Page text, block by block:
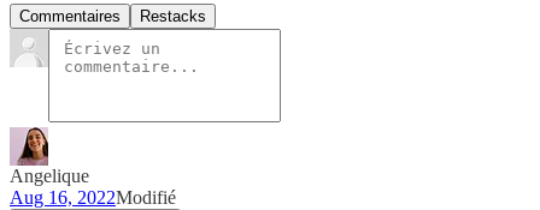
Commentaires Restacks
Angelique
Aug 16, 2022Modifié